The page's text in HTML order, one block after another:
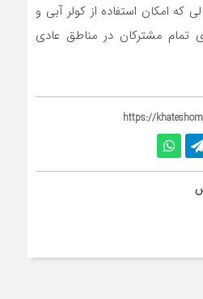
امکان استفاده از کولر آبی و
تمام مشترکان در مناطق عادی
https://